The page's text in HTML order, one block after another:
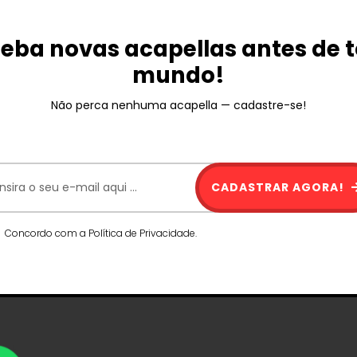
novas acapellas antes de
mundo!
Não perca nenhuma acapella — cadastre-se!
Concordo com a Política de Privacidade.
CADASTRAR AGORA!